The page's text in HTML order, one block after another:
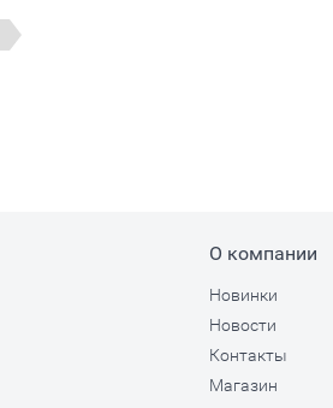
О компании
Новинки
Новости
Контакты
Магазин